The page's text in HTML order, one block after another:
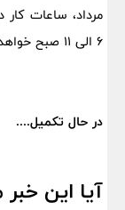
مرداد، ساعات
۶ الی ۱۱ صبح خواهد بود.
در حال تکمیل....
آیا این